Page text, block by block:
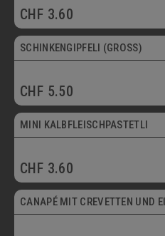
CHF 3.60
SCHINKENGIPFELI (GROSS)
CHF 5.50
Mini
MINI KALBFLEISCHPASTETLI
CHF 3.60
CANAPÉ MIT CREVETTEN UND EI